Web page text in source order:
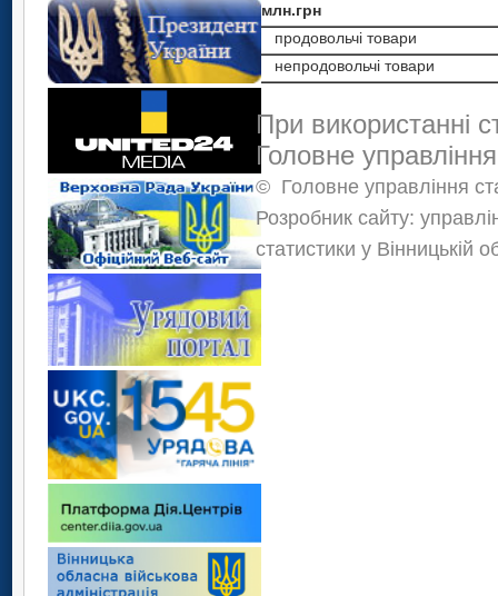
млн.грн
продовольчі товари
непродовольчі товари
При використанні
Головне
© Головне управління
Розробник сайту:
статистики у Вінницькій